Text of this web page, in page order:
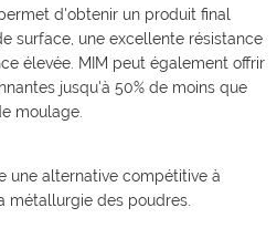
d'obtenir un produit final
surface, une excellente résistance
élevée. MIM peut également offrir
jusqu'à 50% de moins que
moulage.
une alternative compétitive à
métallurgie des poudres.